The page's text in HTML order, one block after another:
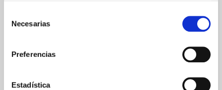
Necesarias
Preferencias
Estadística